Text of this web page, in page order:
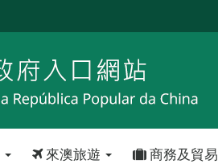
來澳旅遊 商務及貿易